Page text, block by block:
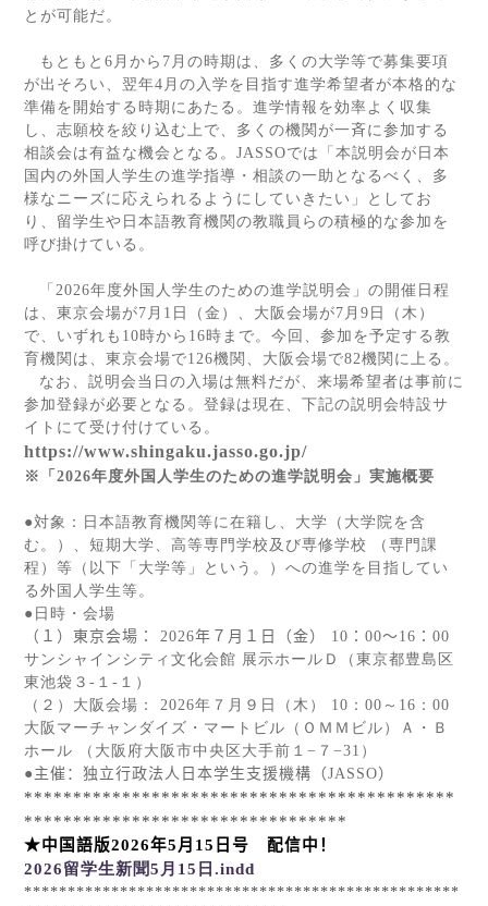
とが可能だ。
もともと 6 月から 7 月の時期は、多くの大学等で募集要項
が出そろい、翌年4 月の入学を目指す進学希望者が本格的な
準備を開始する時期にあたる。進学情報を効率よく収集
し、志願校を絞り込む上で、多くの機関が一斉に参加する
相談会は有益な機会となる。 JASSOでは「本説明会が日本
国内の外国人学生の進学指導・相談の一助となるべく、多
様なニーズに応えられるようにしていきたい」としてお
り、留学生や日本語教育機関の教職員らの積極的な参加を
呼び掛けている。
「 2026年度外国人学生のための進学説明会」の開催日程
は、東京会場が7 月 1 日（金）、大阪会場が7 月 9 日（木）
で、いずれも 10時から 16時まで。今回、参加を予定する教
育機関は、東京会場で126機関、大阪会場で82機関に上る。
なお、説明会当日の入場は無料だが、来場希望者は事前に
参加登録が必要となる。登録は現在、下記の説明会特設サ
イトにて受け付けている。
https://www.shingaku.jasso.go.jp/
※「 2026年度外国人学生のための進学説明会」実施概要
●対象：日本語教育機関等に在籍し、大学（大学院を含
む。）、短期大学、高等専門学校及び専修学校 （専門課
程）等（以下「大学等」という。）への進学を目指してい
る外国人学生等。
●日時・会場
（１）東京会場：
2026年７月１日（金） 10 ： 00～16 ： 00
サンシャインシティ文化会館 展示ホールＤ（東京都豊島区
東池袋３ - １ - １）
（２）大阪会場：
2026年７月９日（木） 10 ： 00 ～ 16 ： 00
大阪マーチャンダイズ・マートビル（ＯＭＭビル）Ａ・Ｂ
ホール （大阪府大阪市中央区大手前１−７−31 ）
●主催：独立行政法人日本学生支援機構（JASSO）
********************************************
*********************************
★中国語版2026年5 月 15 日号 配信中！
2026留学生新聞5 月15 日.indd
**************************************************